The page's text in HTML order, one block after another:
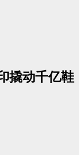
撬动千亿鞋